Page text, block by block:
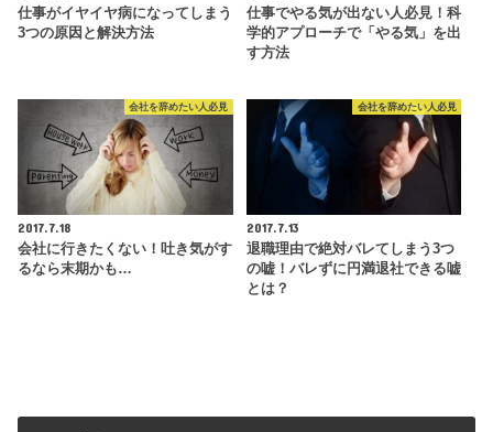
仕事がイヤイヤ病になってしまう
3つの原因と解決方法
仕事でやる気が出ない人必見！科
学的アプローチで「やる気」を出
す方法
会社を辞めたい人必見
2017.7.18
会社に行きたくない！吐き気がす
るなら末期かも…
会社を辞めたい人必見
2017.7.13
退職理由で絶対バレてしまう3つ
の嘘！バレずに円満退社できる嘘
とは？